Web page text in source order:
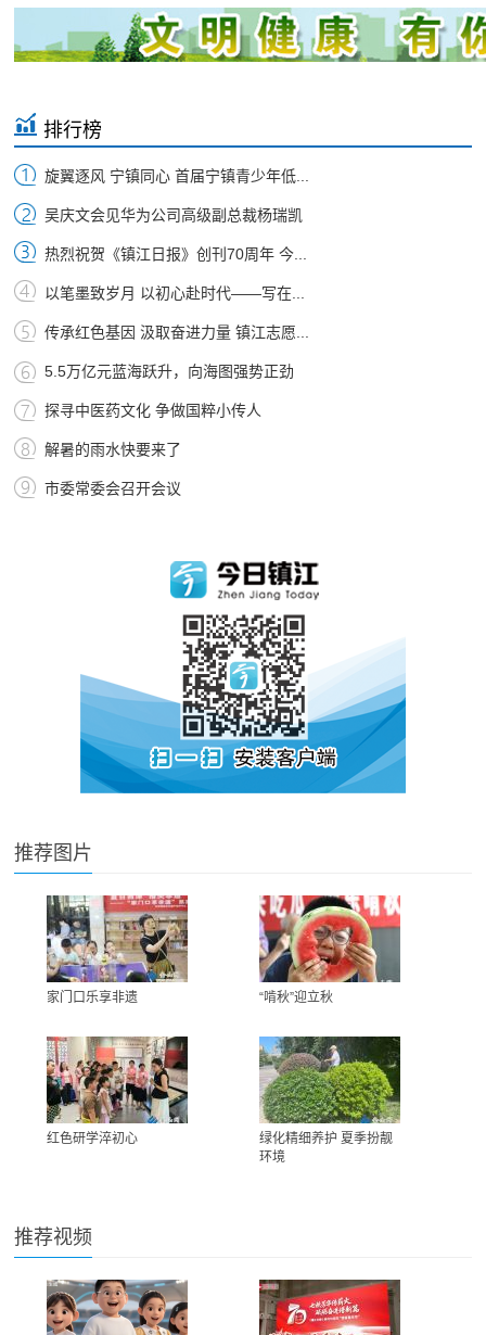
排行榜
旋翼逐风 宁镇同心 首届宁镇青少年低...
吴庆文会见华为公司高级副总裁杨瑞凯
热烈祝贺《镇江日报》创刊70周年 今...
以笔墨致岁月 以初心赴时代——写在...
传承红色基因 汲取奋进力量 镇江志愿...
5.5万亿元蓝海跃升，向海图强势正劲
探寻中医药文化 争做国粹小传人
解暑的雨水快要来了
市委常委会召开会议
推荐图片
家门口乐享非遗 “啃秋”迎立秋
红色研学淬初心
绿化精细养护 夏季扮靓
环境
推荐视频